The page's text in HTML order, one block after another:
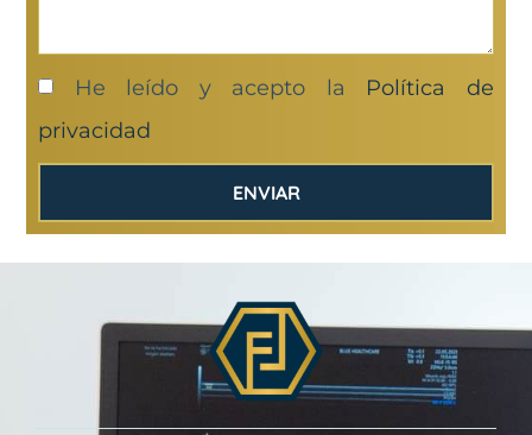
He leído y acepto la Política de
privacidad
ENVIAR